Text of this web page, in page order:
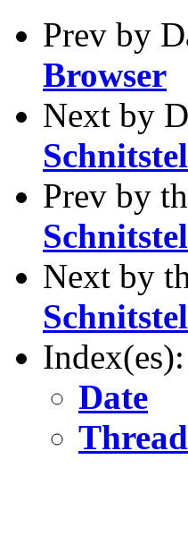
Prev by
Browser
Next by
Prev by
Next by
Index(es):
Date
Thread